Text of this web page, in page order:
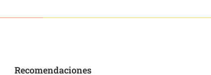
Recomendaciones